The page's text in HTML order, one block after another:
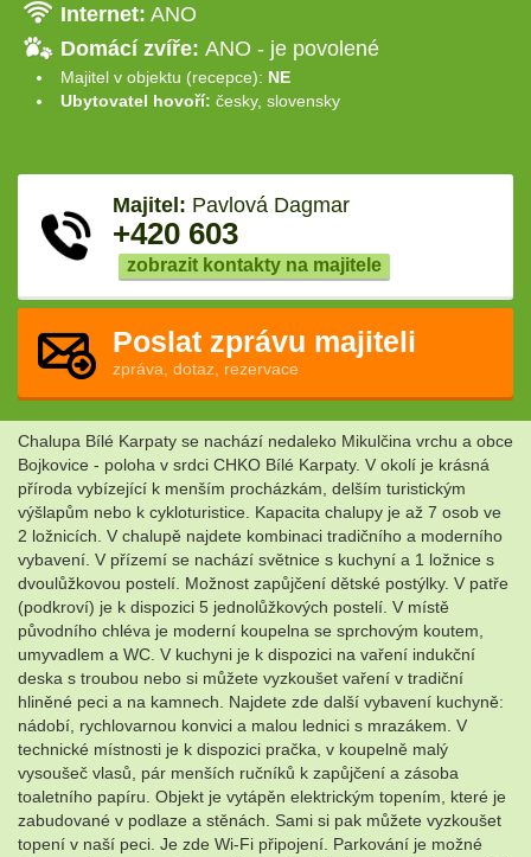
Internet: ANO
Domácí zvíře: ANO - je povolené
Majitel v objektu (recepce): NE
Ubytovatel hovoří: česky, slovensky
Majitel: Pavlová Dagmar
+420 603
zobrazit kontakty na majitele
Poslat zprávu majiteli
zpráva, dotaz, rezervace
Chalupa Bílé Karpaty se nachází nedaleko Mikulčina vrchu a obce
Bojkovice - poloha v srdci CHKO Bílé Karpaty. V okolí je krásná
příroda vybízející k menším procházkám, delším turistickým
výšlapům nebo k cykloturistice. Kapacita chalupy je až 7 osob ve
2 ložnicích. V chalupě najdete kombinaci tradičního a moderního
vybavení. V přízemí se nachází světnice s kuchyní a 1 ložnice s
dvoulůžkovou postelí. Možnost zapůjčení dětské postýlky. V patře
(podkroví) je k dispozici 5 jednolůžkových postelí. V místě
původního chléva je moderní koupelna se sprchovým koutem,
umyvadlem a WC. V kuchyni je k dispozici na vaření indukční
deska s troubou nebo si můžete vyzkoušet vaření v tradiční
hliněné peci a na kamnech. Najdete zde další vybavení kuchyně:
nádobí, rychlovarnou konvici a malou lednici s mrazákem. V
technické místnosti je k dispozici pračka, v koupelně malý
vysoušeč vlasů, pár menších ručníků k zapůjčení a zásoba
toaletního papíru. Objekt je vytápěn elektrickým topením, které je
zabudované v podlaze a stěnách. Sami si pak můžete vyzkoušet
topení v naší peci. Je zde Wi-Fi připojení. Parkování je možné